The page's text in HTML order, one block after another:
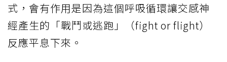
式，會有作用是因為這個呼吸循環讓交感神
經產生的「戰鬥或逃跑」（fight or flight）
反應平息下來。